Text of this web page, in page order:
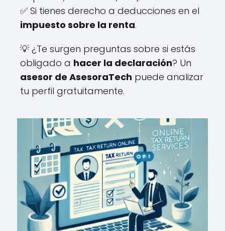
✅ Si tienes derecho a deducciones en el
impuesto sobre la renta.
💡 ¿Te surgen preguntas sobre si estás
obligado a hacer la declaración? Un
asesor de AsesoraTech puede analizar
tu perfil gratuitamente.